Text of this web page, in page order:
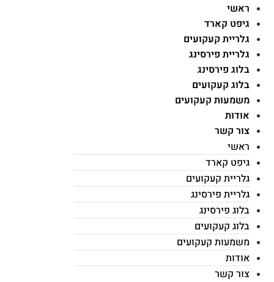
ראשי
גיפט קארד
גלריית קעקועים
גלריית פירסינג
בלוג פירסינג
בלוג קעקועים
משמעות קעקועים
אודות
צור קשר
ראשי
גיפט קארד
גלריית קעקועים
גלריית פירסינג
בלוג פירסינג
בלוג קעקועים
משמעות קעקועים
אודות
צור קשר